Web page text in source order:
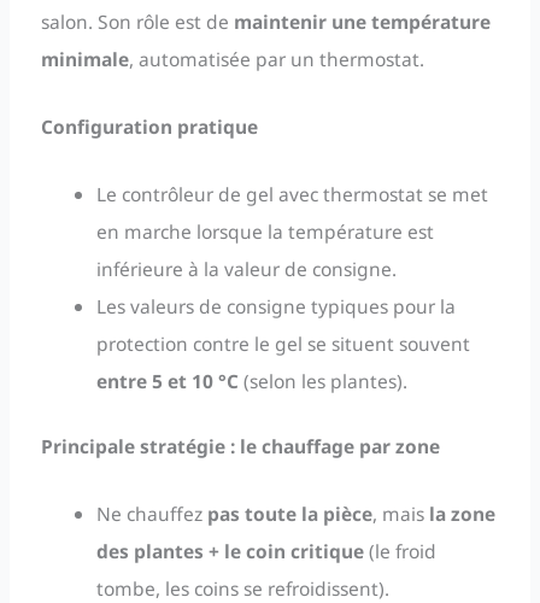
salon. Son rôle est de maintenir une température
minimale, automatisée par un thermostat.
Configuration pratique
Le contrôleur de gel avec thermostat se met
en marche lorsque la température est
inférieure à la valeur de consigne.
Les valeurs de consigne typiques pour la
protection contre le gel se situent souvent
entre 5 et 10 °C (selon les plantes).
Principale stratégie : le chauffage par zone
Ne chauffez pas toute la pièce, mais la zone
des plantes + le coin critique(le froid
tombe, les coins se refroidissent).